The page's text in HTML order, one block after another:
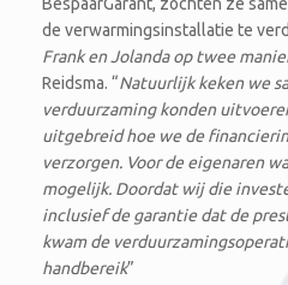
BespaarGarant, zochten ze
de verwarmingsinstallatie te
Frank en Jolanda op twee
Reidsma. “Natuurlijk keken we
verduurzaming konden
uitgebreid hoe we de
verzorgen. Voor de eigenaren
mogelijk. Doordat wij die
inclusief de garantie dat de
kwam de
handbereik”